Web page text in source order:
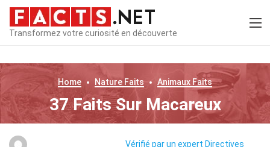
Transformez votre curiosité en découverte
Home Nature Faits Animaux Faits
37 Faits Sur Macareux
Vérifié par un expert Directives